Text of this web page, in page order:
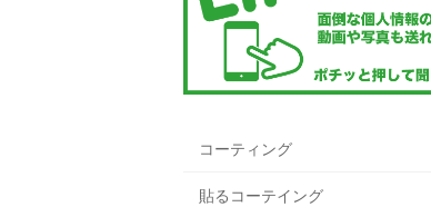
コーティング
貼るコーテイング